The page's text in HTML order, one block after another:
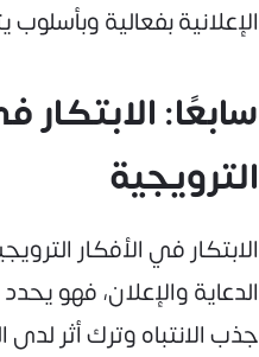
الإعلانية بفعالية وبأسلوب
سابعًا: الابتكار
الترويجية
الابتكار في الأفكار
الدعاية والإعلان، فهو
جذب الانتباه وترك أثر